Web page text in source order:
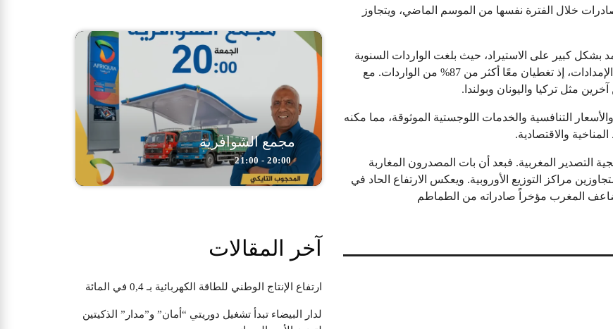
ويمثل هذا 2.3 ضعف حجم الصادرات خلال الفترة نفسها من الموسم الماضي، ويتجاوز
كبير على الاستيراد، حيث بلغت الواردات السنوية
21800 طن في موسم 2024/2025. تهيمن هولندا وإسبانيا على الإمدادات، إذ تغطيان معًا أكثر من 87% من الواردات. مع
مثل تركيا واليونان وبولندا.
التنافسية والخدمات اللوجستية الموثوقة، مما مكنه
والاقتصادية.
التصدير المغربية. فبعد أن بات المصدرون المغاربة
مراكز التوزيع الأوروبية. ويعكس الارتفاع الحاد في
ضاعف المغرب مؤخراً صادراته من الطماطم
مجمع الشوافرية
20:00 - 21:00
آخر المقالات
ارتفاع الإنتاج الوطني للطاقة الكهربائية بـ 0,4 في المائة
لدار البيضاء تبدأ تشغيل دوريتي “أمان” و”مدار” الذكيتين